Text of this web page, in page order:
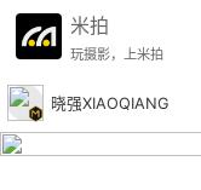
米拍
玩摄影，上米拍
晓强XIAOQIANG